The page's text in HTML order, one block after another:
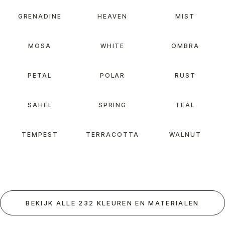
GRENADINE HEAVEN MIST
MOSA WHITE OMBRA
PETAL POLAR RUST
SAHEL SPRING TEAL
TEMPEST TERRACOTTA WALNUT
BEKIJK ALLE 232 KLEUREN EN MATERIALEN